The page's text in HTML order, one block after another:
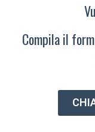
Compila il